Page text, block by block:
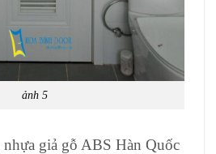
ảnh 5
giả gỗ ABS Hàn Quốc